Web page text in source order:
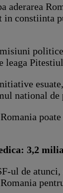
aderarea
in constiinta
leaga
national
3,2
ul de atunci,